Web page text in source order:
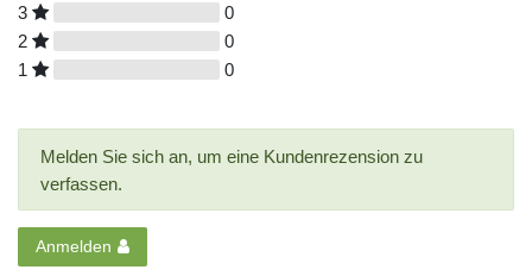
3
0
2
0
1
0
Melden Sie sich an, um eine Kundenrezension zu
verfassen.
Anmelden